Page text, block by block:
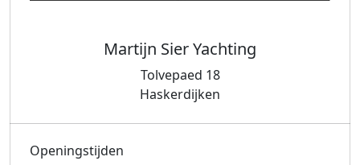
Martijn Sier Yachting
Tolvepaed 18
Haskerdijken
Openingstijden